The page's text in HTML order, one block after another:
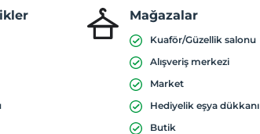
Mağazalar
Kuaför/Güzellik salonu
Alışveriş merkezi
Market
Hediyelik eşya dükkanı
Butik